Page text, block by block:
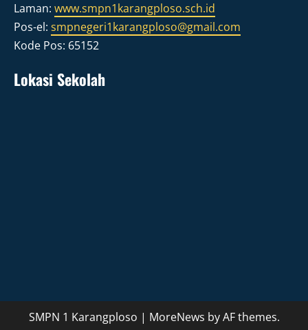
Laman: www.smpn1karangploso.sch.id
Pos-el: smpnegeri1karangploso@gmail.com
Kode Pos: 65152
Lokasi Sekolah
SMPN 1 Karangploso | MoreNews by AF themes.